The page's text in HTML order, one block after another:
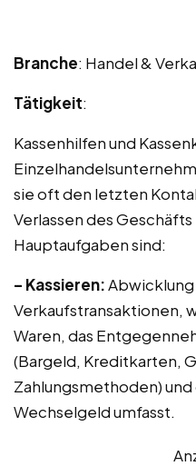
Branche: Handel &
Tätigkeit:
Kassenhilfen und
sie oft den letzten
Verlassen des
Hauptaufgaben sind:
– Kassieren:Abwicklung
Verkaufstransaktionen,
Waren, das
(Bargeld, Kreditkarten,
Zahlungsmethoden)
Wechselgeld umfasst.